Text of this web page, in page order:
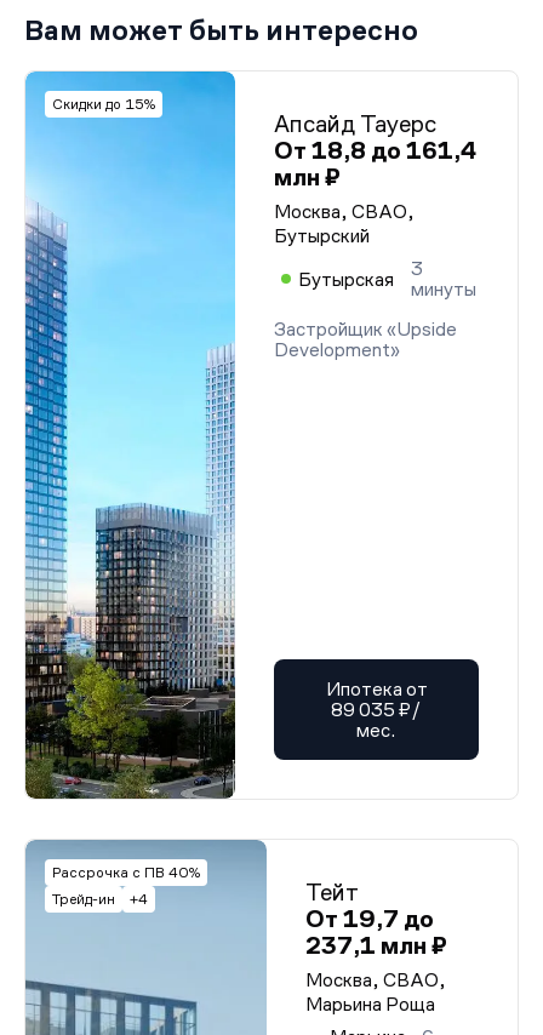
Вам может быть интересно
Скидки до 15%
Апсайд Тауерс
От 18,8 до 161,4
млн ₽
Москва, СВАО,
Бутырский
Бутырская
3
минуты
Застройщик «Upside
Development»
Ипотека от
89 035 ₽/
мес.
Рассрочка с ПВ 40%
Трейд-ин
+4
Тейт
От 19,7 до
237,1 млн ₽
Москва, СВАО,
Марьина Роща